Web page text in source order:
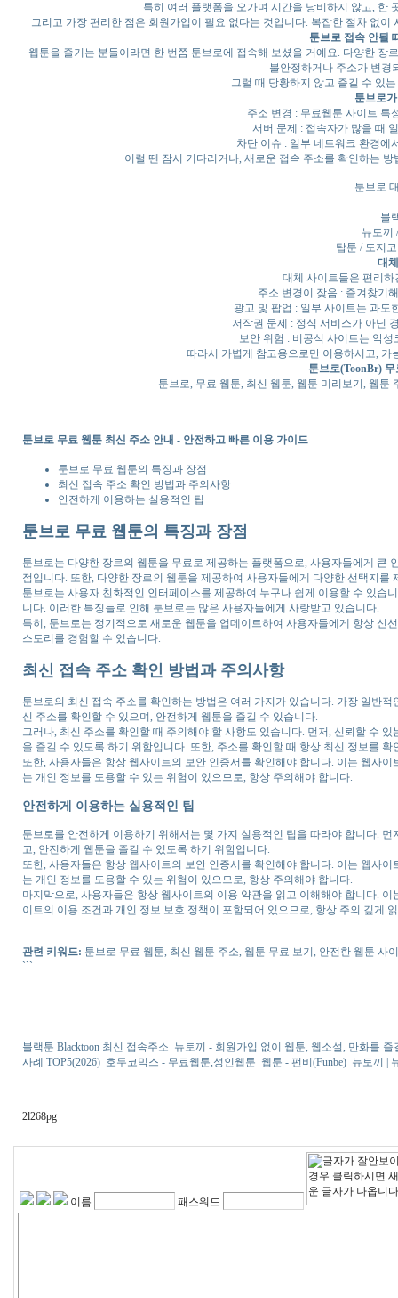
특히 여러 플랫폼을 오가며 시간을 낭비하지 않고, 한
그리고 가장 편리한 점은 회원가입이 필요 없다는 것입니다. 복잡한 절차 없
툰브로 접속 안될
웹툰을 즐기는 분들이라면 한 번쯤 툰브로에 접속해 보셨을 거예요. 다양한
불안정하거나 주소가 변경
그럴 때 당황하지 않고 즐길 수 있
툰브로
주소 변경 : 무료웹툰 사이트 특
서버 문제 : 접속자가 많을 때
차단 이슈 : 일부 네트워크 환경에
이럴 땐 잠시 기다리거나, 새로운 접속 주소를 확인하는
툰브로
블
뉴토끼
탑툰 / 도지
대
대체 사이트들은 편리
주소 변경이 잦음 : 즐겨찾기
광고 및 팝업 : 일부 사이트는 과도
저작권 문제 : 정식 서비스가 아닌
보안 위험 : 비공식 사이트는 악
따라서 가볍게 참고용으로만 이용하시고,
툰브로(ToonBr)
툰브로, 무료 웹툰, 최신 웹툰, 웹툰 미리보기, 웹툰
툰브로 무료 웹툰 최신 주소 안내 - 안전하고 빠른 이용 가이드
툰브로 무료 웹툰의 특징과 장점
최신 접속 주소 확인 방법과 주의사항
안전하게 이용하는 실용적인 팁
툰브로 무료 웹툰의 특징과 장점
툰브로는 다양한 장르의 웹툰을 무료로 제공하는 플랫폼으로, 사용자들에게 큰
점입니다. 또한, 다양한 장르의 웹툰을 제공하여 사용자들에게 다양한 선택지를
툰브로는 사용자 친화적인 인터페이스를 제공하여 누구나 쉽게 이용할 수 있
니다. 이러한 특징들로 인해 툰브로는 많은 사용자들에게 사랑받고 있습니다.
특히, 툰브로는 정기적으로 새로운 웹툰을 업데이트하여 사용자들에게 항상
스토리를 경험할 수 있습니다.
최신 접속 주소 확인 방법과 주의사항
툰브로의 최신 접속 주소를 확인하는 방법은 여러 가지가 있습니다. 가장 일반
신 주소를 확인할 수 있으며, 안전하게 웹툰을 즐길 수 있습니다.
그러나, 최신 주소를 확인할 때 주의해야 할 사항도 있습니다. 먼저, 신뢰할 수
을 즐길 수 있도록 하기 위함입니다. 또한, 주소를 확인할 때 항상 최신 정보를
또한, 사용자들은 항상 웹사이트의 보안 인증서를 확인해야 합니다. 이는 웹사
는 개인 정보를 도용할 수 있는 위험이 있으므로, 항상 주의해야 합니다.
안전하게 이용하는 실용적인 팁
툰브로를 안전하게 이용하기 위해서는 몇 가지 실용적인 팁을 따라야 합니다.
고, 안전하게 웹툰을 즐길 수 있도록 하기 위함입니다.
또한, 사용자들은 항상 웹사이트의 보안 인증서를 확인해야 합니다. 이는 웹사
는 개인 정보를 도용할 수 있는 위험이 있으므로, 항상 주의해야 합니다.
마지막으로, 사용자들은 항상 웹사이트의 이용 약관을 읽고 이해해야 합니다.
이트의 이용 조건과 개인 정보 보호 정책이 포함되어 있으므로, 항상 주의 깊게
관련 키워드: 툰브로 무료 웹툰, 최신 웹툰 주소, 웹툰 무료 보기, 안전한 웹툰 사
```
블랙툰 Blacktoon 최신 접속주소 뉴토끼 - 회원가입 없이 웹툰, 웹소설, 만화를 즐
사례 TOP5(2026) 호두코믹스 - 무료웹툰,성인웹툰 웹툰 - 펀비(Funbe) 뉴토끼 |
2l268pg
이름 패스워드